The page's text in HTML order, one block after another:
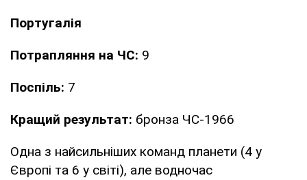
Португалія
Потрапляння на ЧС: 9
Поспіль: 7
Кращий результат: бронза ЧС-1966
Одна з найсильніших команд планети (4 у
Європі та 6 у світі), але водночас